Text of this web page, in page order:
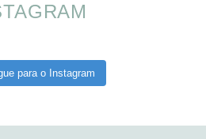
para o Instagram